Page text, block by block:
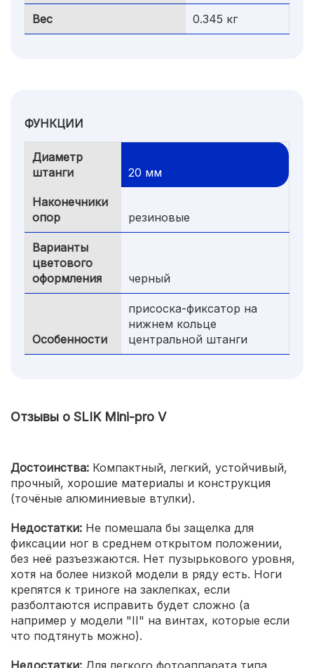
Вес 0.345 кг
ФУНКЦИИ
Диаметр
штанги
20 мм
Наконечники
опор
резиновые
Варианты
цветового
оформления
черный
Особенности
присоска-фиксатор на
нижнем кольце
центральной штанги
Отзывы о SLIK Mini-pro V
Достоинства: Компактный, легкий, устойчивый,
прочный, хорошие материалы и конструкция
(точёные алюминиевые втулки).
Недостатки: Не помешала бы защелка для
фиксации ног в среднем открытом положении,
без неё разъезжаются. Нет пузырькового уровня,
хотя на более низкой модели в ряду есть. Ноги
крепятся к триноге на заклепках, если
разболтаются исправить будет сложно (а
например у модели "II" на винтах, которые если
что подтянуть можно).
Недостатки: Для легкого фотоаппарата типа